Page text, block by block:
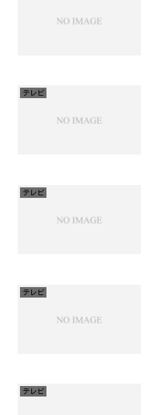
テレビ
テレビ
テレビ
テレビ